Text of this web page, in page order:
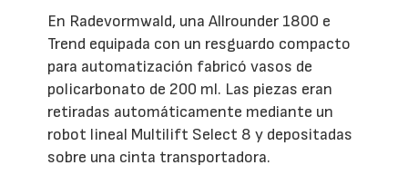
En Radevormwald, una Allrounder 1800 e
Trend equipada con un resguardo compacto
para automatización fabricó vasos de
policarbonato de 200 ml. Las piezas eran
retiradas automáticamente mediante un
robot lineal Multilift Select 8 y depositadas
sobre una cinta transportadora.